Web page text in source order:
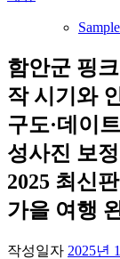
가
함안군 핑
작 시기와
구도·데이
성사진 보
2025 최신
가을 여행
작성일자 2025년